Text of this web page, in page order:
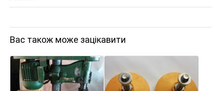
Вас також може зацікавити